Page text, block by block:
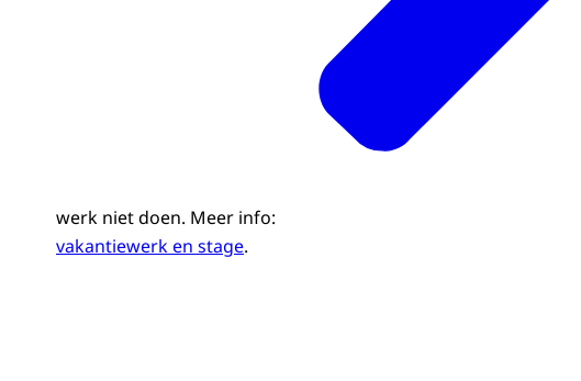
werk niet doen. Meer info:
vakantiewerk en stage.